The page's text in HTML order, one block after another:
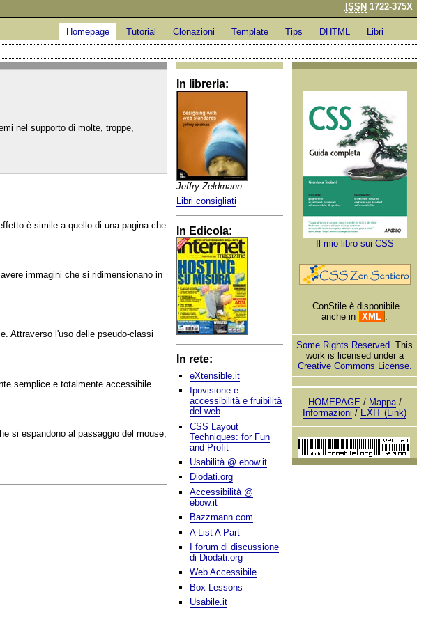
ISSN 1722-375X
Homepage Tutorial Clonazioni Template Tips DHTML
Libri
nel supporto di molte, troppe,
è simile a quello di una pagina che
immagini che si ridimensionano in
Attraverso l'uso delle pseudo-classi
semplice e totalmente accessibile
si espandono al passaggio del mouse,
In libreria:
Jeffry Zeldmann
Libri consigliati
In Edicola:
In rete:
eXtensible.it
Ipovisione e
accessibilità e fruibilità
del web
CSS Layout
Techniques: for Fun
and Profit
Usabilità @ ebow.it
Diodati.org
Accessibilità @
ebow.it
Bazzmann.com
A List A Part
I forum di discussione
di Diodati.org
Web Accessibile
Box Lessons
Usabile.it
Il mio libro sui CSS
.ConStile è disponibile
anche in
XML .
Some Rights Reserved . This
work is licensed under a
Creative Commons License.
HOMEPAGE / Mappa/
Informazioni / EXIT (Link)